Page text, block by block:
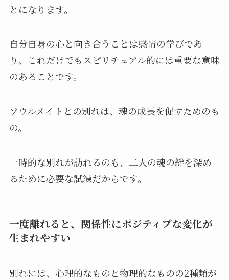
とになります。
自分自身の心と向き合うことは感情の学びであ
り、これだけでもスピリチュアル的には重要な意味
のあることです。
ソウルメイトとの別れは、魂の成長を促すためのも
の。
一時的な別れが訪れるのも、二人の魂の絆を深め
るために必要な試練だからです。
一度離れると、関係性にポジティブな変化が
生まれやすい
別れには、心理的なものと物理的なものの2種類が